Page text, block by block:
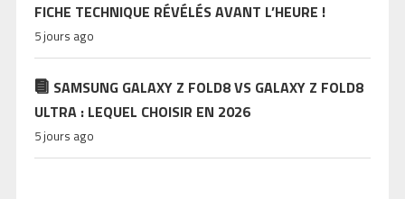
FICHE TECHNIQUE RÉVÉLÉS AVANT L’HEURE !
5 jours ago
SAMSUNG GALAXY Z FOLD8 VS GALAXY Z FOLD8
ULTRA : LEQUEL CHOISIR EN 2026
5 jours ago